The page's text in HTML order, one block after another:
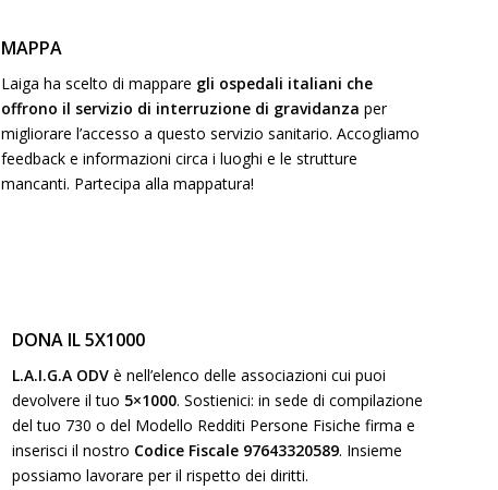
MAPPA
Laiga ha scelto di mappare gli ospedali italiani che
offrono il servizio di interruzione di gravidanza per
migliorare l’accesso a questo servizio sanitario. Accogliamo
feedback e informazioni circa i luoghi e le strutture
mancanti. Partecipa alla mappatura!
DONA IL 5X1000
L.A.I.G.A ODV è nell’elenco delle associazioni cui puoi
devolvere il tuo 5×1000. Sostienici: in sede di compilazione
del tuo 730 o del Modello Redditi Persone Fisiche firma e
inserisci il nostro Codice Fiscale 97643320589. Insieme
possiamo lavorare per il rispetto dei diritti.